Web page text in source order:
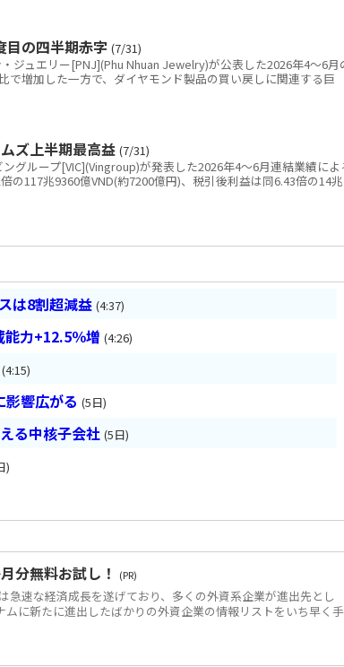
の四半期赤字 (7/31)
ジュエリー[PNJ](Phu Nhuan Jewelry)が公表した2026年4～6月
で増加した一方で、ダイヤモンド製品の買い戻しに関連する巨
ズ上半期最高益 (7/31)
グループ[VIC](Vingroup)が発表した2026年4～6月連結業績によ
の117兆9360億VND(約7200億円)、税引後利益は同6.43倍の14兆
は8割超減益 (4:37)
力+12.5％増 (4:26)
(4:15)
響広がる (5日)
る中核子会社 (5日)
)
分無料お試し！ (PR)
速な経済成長を遂げており、多くの外資系企業が進出先とし
に新たに進出したばかりの外資企業の情報リストをいち早く手